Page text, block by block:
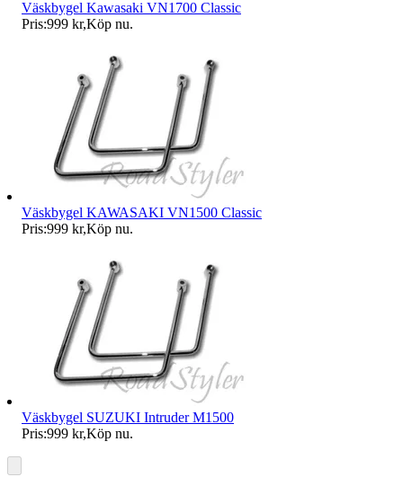
Väskbygel Kawasaki VN1700 Classic
Pris:999 kr,Köp nu.
Väskbygel KAWASAKI VN1500 Classic
Pris:999 kr,Köp nu.
Väskbygel SUZUKI Intruder M1500
Pris:999 kr,Köp nu.